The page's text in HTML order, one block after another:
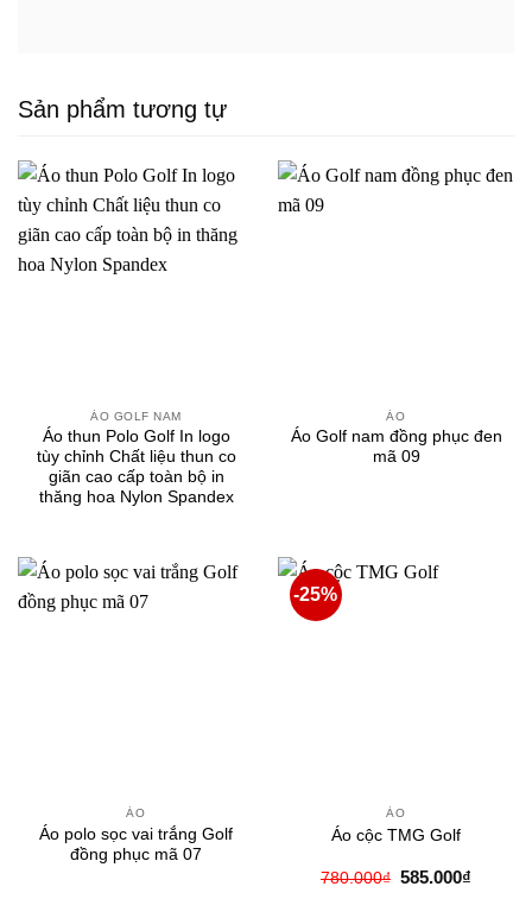
Sản phẩm tương tự
ÁO GOLF NAM
Áo thun Polo Golf In logo
tùy chỉnh Chất liệu thun co
giãn cao cấp toàn bộ in
thăng hoa Nylon Spandex
ÁO
Áo Golf nam đồng phục đen
mã 09
ÁO
Áo polo sọc vai trắng Golf
đồng phục mã 07
-25%
ÁO
Áo cộc TMG Golf
780.000₫ Giá
585.000₫